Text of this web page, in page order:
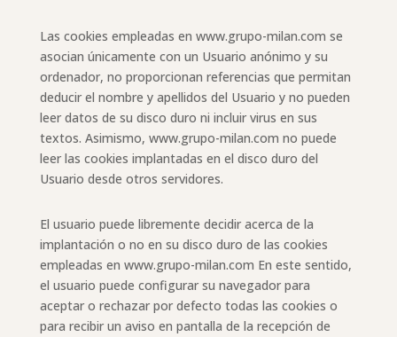
Las cookies empleadas en www.grupo-milan.com se
asocian únicamente con un Usuario anónimo y su
ordenador, no proporcionan referencias que permitan
deducir el nombre y apellidos del Usuario y no pueden
leer datos de su disco duro ni incluir virus en sus
textos. Asimismo, www.grupo-milan.com no puede
leer las cookies implantadas en el disco duro del
Usuario desde otros servidores.
El usuario puede libremente decidir acerca de la
implantación o no en su disco duro de las cookies
empleadas en www.grupo-milan.com En este sentido,
el usuario puede configurar su navegador para
aceptar o rechazar por defecto todas las cookies o
para recibir un aviso en pantalla de la recepción de